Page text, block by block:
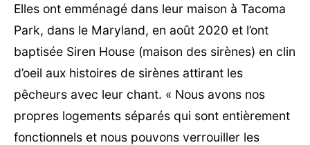
Elles ont emménagé dans leur maison à Tacoma
Park, dans le Maryland, en août 2020 et l’ont
baptisée Siren House (maison des sirènes) en clin
d’oeil aux histoires de sirènes attirant les
pêcheurs avec leur chant. « Nous avons nos
propres logements séparés qui sont entièrement
fonctionnels et nous pouvons verrouiller les